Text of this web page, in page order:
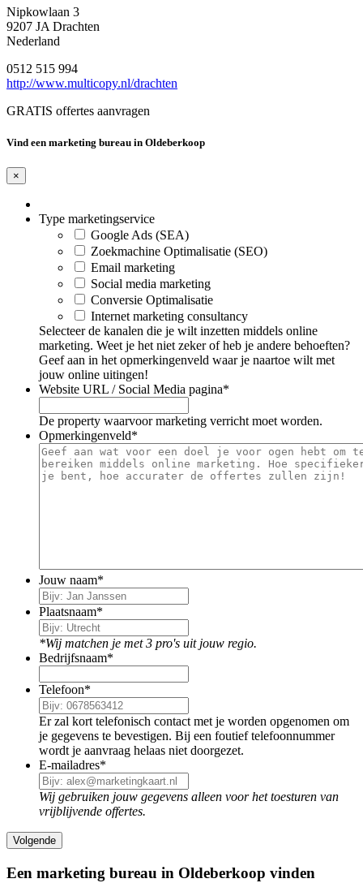
Nipkowlaan 3
9207 JA Drachten
Nederland
0512 515 994
http://www.multicopy.nl/drachten
GRATIS offertes aanvragen
Vind een marketing bureau in Oldeberkoop
×
Type marketingservice
Google Ads (SEA)
Zoekmachine Optimalisatie (SEO)
Email marketing
Social media marketing
Conversie Optimalisatie
Internet marketing consultancy
Selecteer de kanalen die je wilt inzetten middels online
marketing. Weet je het niet zeker of heb je andere behoeften?
Geef aan in het opmerkingenveld waar je naartoe wilt met
jouw online uitingen!
Website URL / Social Media pagina*
De property waarvoor marketing verricht moet worden.
Opmerkingenveld*
Jouw naam*
Plaatsnaam*
*Wij matchen je met 3 pro's uit jouw regio.
Bedrijfsnaam*
Telefoon*
Er zal kort telefonisch contact met je worden opgenomen om
je gegevens te bevestigen. Bij een foutief telefoonnummer
wordt je aanvraag helaas niet doorgezet.
E-mailadres*
Wij gebruiken jouw gegevens alleen voor het toesturen van
vrijblijvende offertes.
Een marketing bureau in Oldeberkoop vinden